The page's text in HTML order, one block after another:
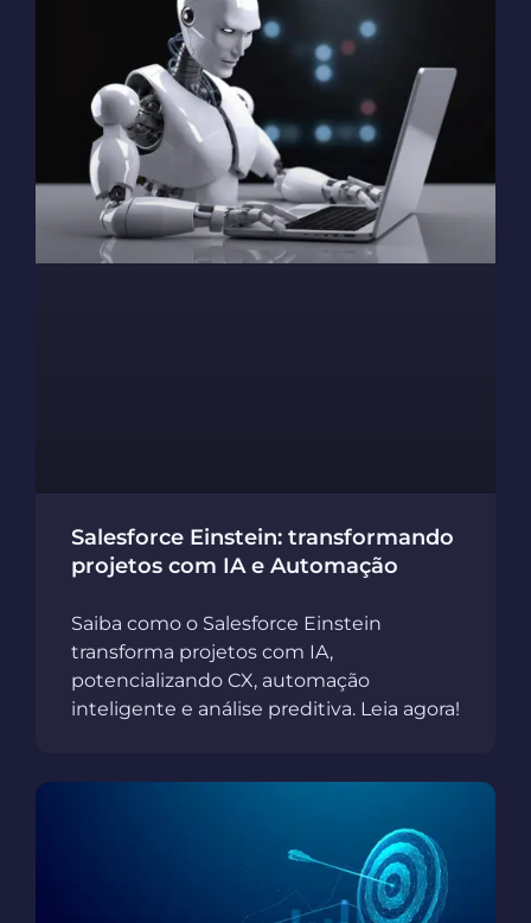
Salesforce Einstein: transformando
projetos com IA e Automação
Saiba como o Salesforce Einstein
transforma projetos com IA,
potencializando CX, automação
inteligente e análise preditiva. Leia agora!